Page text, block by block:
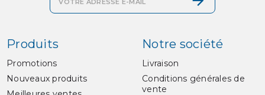
Produits
Promotions
Nouveaux produits
Notre société
Livraison
Conditions générales de
vente